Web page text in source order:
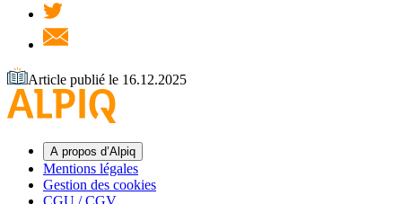
Article publié le 16.12.2025
A propos d’Alpiq
Mentions légales
Gestion des cookies